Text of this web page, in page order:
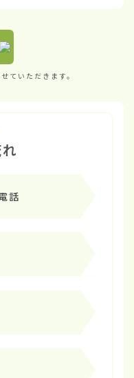
ていただきます。
話